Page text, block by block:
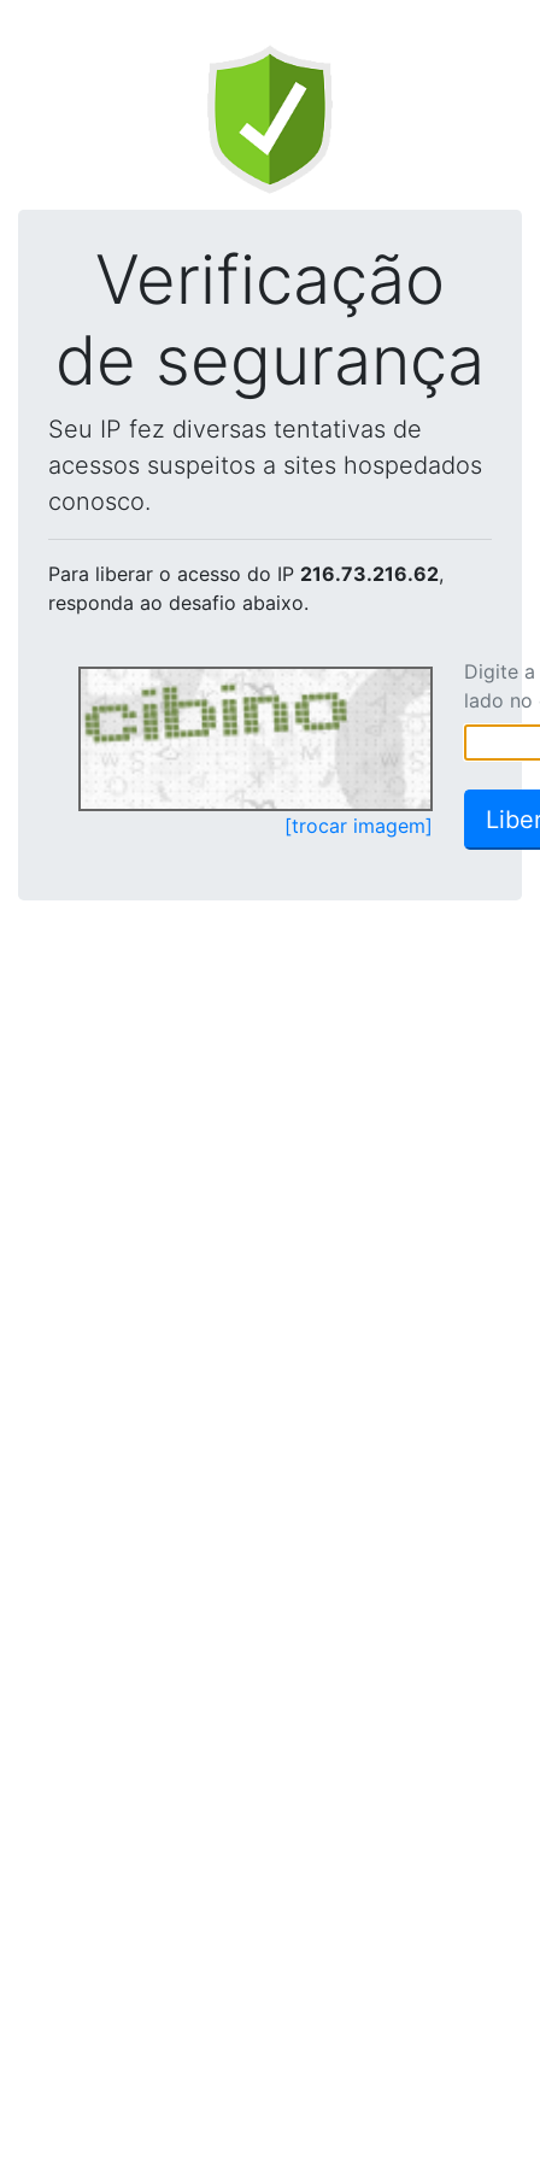
Verificação
de segurança
Seu IP fez diversas tentativas de
acessos suspeitos a sites hospedados
conosco.
Para liberar o acesso do IP 216.73.216.62,
responda ao desafio abaixo.
[trocar imagem]
Digite
lado no